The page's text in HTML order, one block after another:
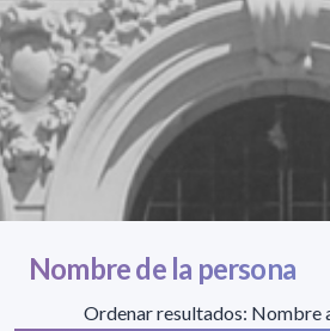
Nombre de la persona
Ordenar resultados: Nombre